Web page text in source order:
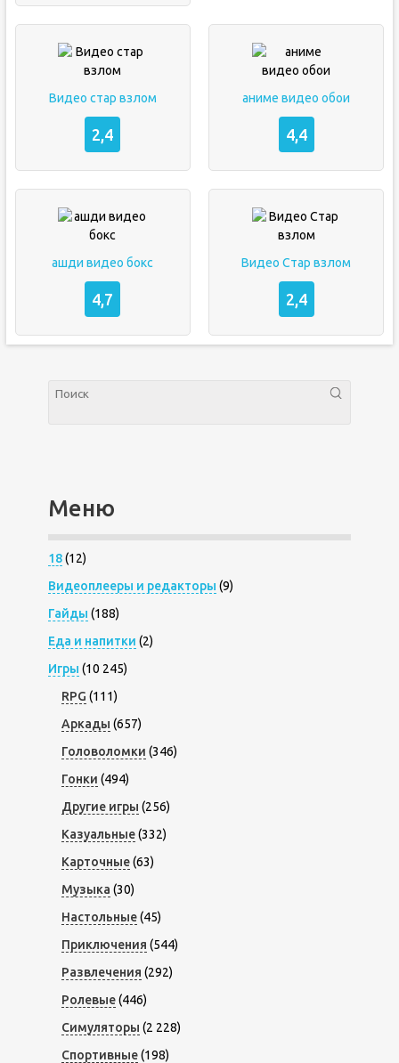
Видео стар взлом
2,4
аниме видео обои
4,4
ашди видео бокс
4,7
Видео Стар взлом
2,4
Меню
18(12)
Видеоплееры и редакторы (9)
Гайды (188)
Еда и напитки (2)
Игры (10 245)
RPG (111)
Аркады (657)
Головоломки (346)
Гонки (494)
Другие игры (256)
Казуальные(332)
Карточные(63)
Музыка (30)
Настольные(45)
Приключения (544)
Развлечения (292)
Ролевые(446)
Симуляторы (2 228)
Спортивные(198)